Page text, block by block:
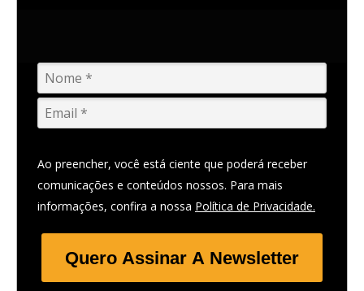
Ao preencher, você está ciente que poderá receber
comunicações e conteúdos nossos. Para mais
informações, confira a nossa Política de Privacidade.
Quero Assinar A Newsletter